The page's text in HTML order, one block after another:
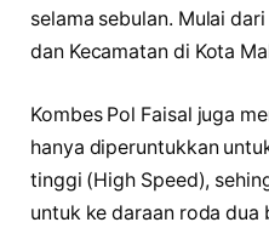
selama sebulan. Mulai
dan Kecamatan di Kota
Kombes Pol Faisal juga
hanya diperuntukkan
tinggi (High Speed),
untuk ke daraan roda dua